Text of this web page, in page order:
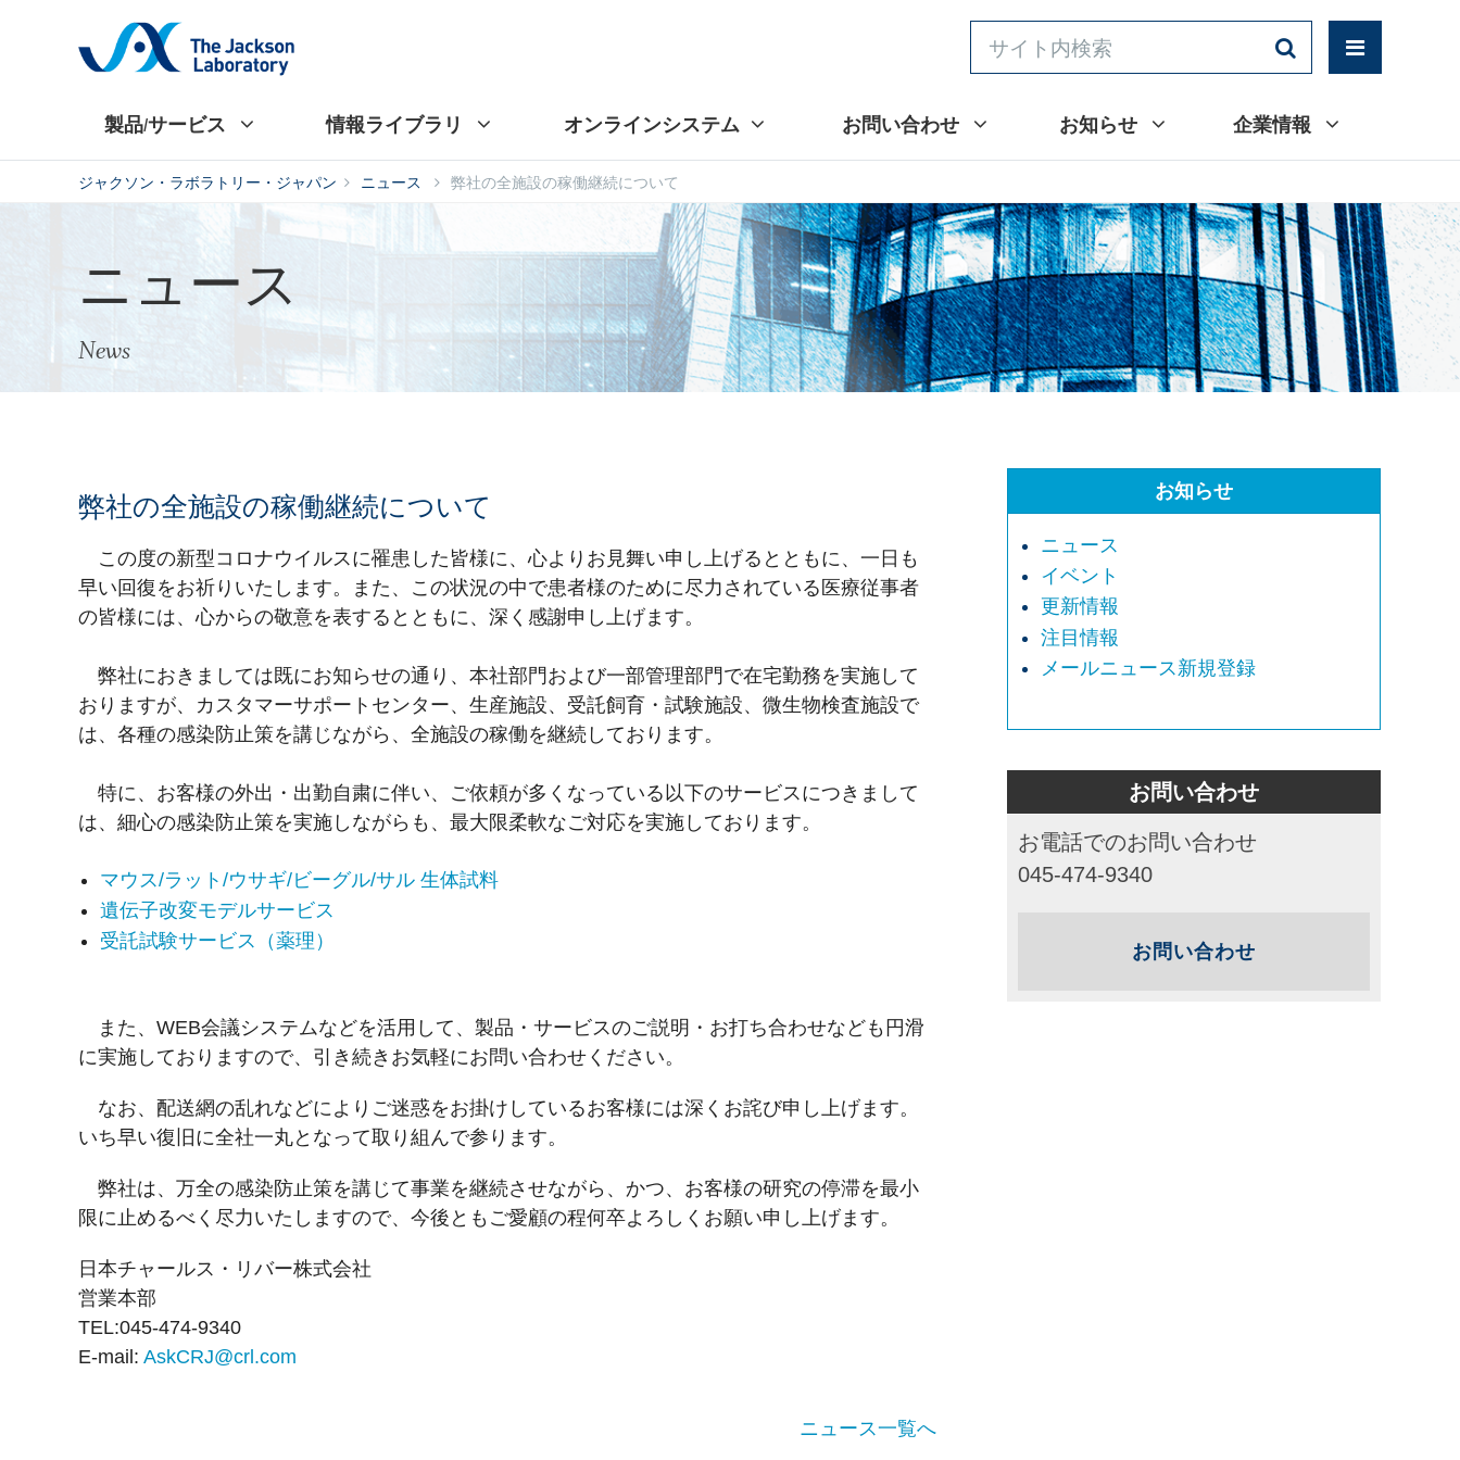
製品/サービス 情報ライブラリ オンラインシステム お問い合わせ お知らせ 企業情報
ジャクソン・ラボラトリー・ジャパン ニュース 弊社の全施設の稼働継続について
ニュース
News
弊社の全施設の稼働継続について
この度の新型コロナウイルスに罹患した皆様に、心よりお見舞い申し上げるとともに、一日も
早い回復をお祈りいたします。また、この状況の中で患者様のために尽力されている医療従事者
の皆様には、心からの敬意を表するとともに、深く感謝申し上げます。
弊社におきましては既にお知らせの通り、本社部門および一部管理部門で在宅勤務を実施して
おりますが、カスタマーサポートセンター、生産施設、受託飼育・試験施設、微生物検査施設で
は、各種の感染防止策を講じながら、全施設の稼働を継続しております。
特に、お客様の外出・出勤自粛に伴い、ご依頼が多くなっている以下のサービスにつきまして
は、細心の感染防止策を実施しながらも、最大限柔軟なご対応を実施しております。
マウス/ラット/ウサギ/ビーグル/サル 生体試料
遺伝子改変モデルサービス
受託試験サービス（薬理）
また、WEB会議システムなどを活用して、製品・サービスのご説明・お打ち合わせなども円滑
に実施しておりますので、引き続きお気軽にお問い合わせください。
なお、配送網の乱れなどによりご迷惑をお掛けしているお客様には深くお詫び申し上げます。
いち早い復旧に全社一丸となって取り組んで参ります。
弊社は、万全の感染防止策を講じて事業を継続させながら、かつ、お客様の研究の停滞を最小
限に止めるべく尽力いたしますので、今後ともご愛顧の程何卒よろしくお願い申し上げます。
日本チャールス・リバー株式会社
営業本部
TEL:045-474-9340
E-mail: AskCRJ@crl.com
ニュース一覧へ
お知らせ
ニュース
イベント
更新情報
注目情報
メールニュース新規登録
お問い合わせ
お電話でのお問い合わせ
045-474-9340
お問い合わせ